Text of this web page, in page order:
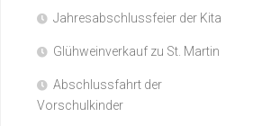
Jahresabschlussfeier der Kita
Glühweinverkauf zu St. Martin
Abschlussfahrt der
Vorschulkinder